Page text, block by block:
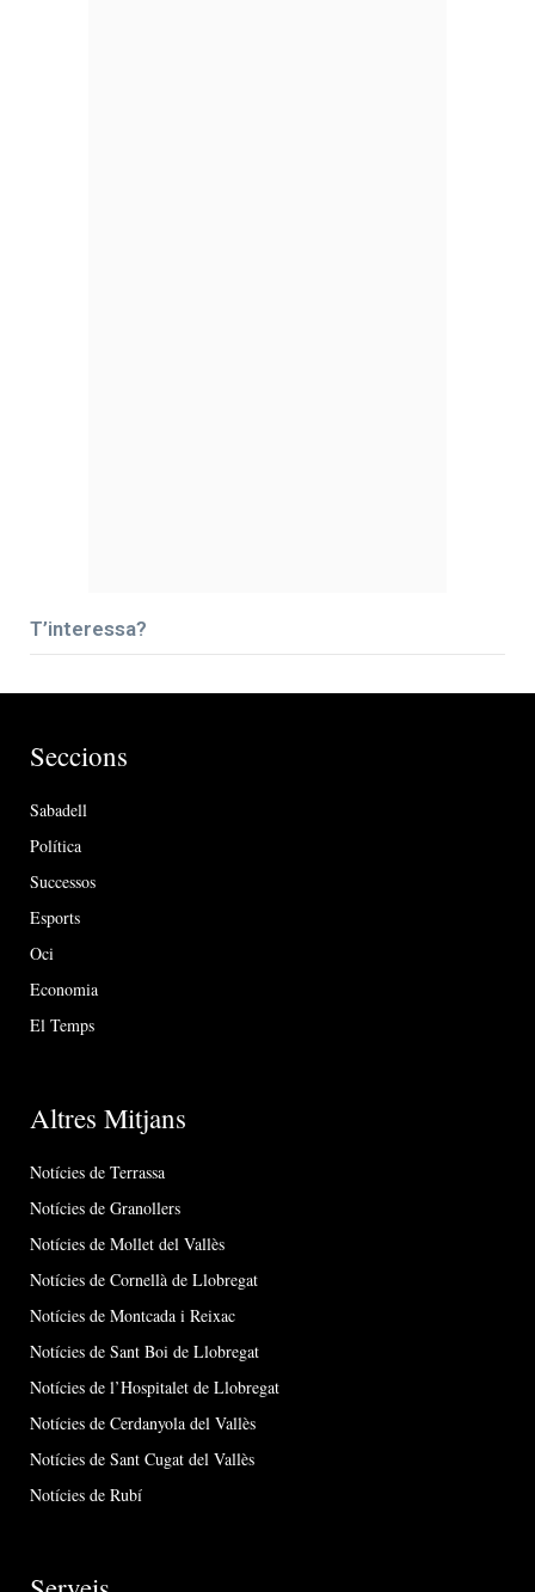
T’interessa?
Seccions
Sabadell
Política
Successos
Esports
Oci
Economia
El Temps
Altres Mitjans
Notícies de Terrassa
Notícies de Granollers
Notícies de Mollet del Vallès
Notícies de Cornellà de Llobregat
Notícies de Montcada i Reixac
Notícies de Sant Boi de Llobregat
Notícies de l’Hospitalet de Llobregat
Notícies de Cerdanyola del Vallès
Notícies de Sant Cugat del Vallès
Notícies de Rubí